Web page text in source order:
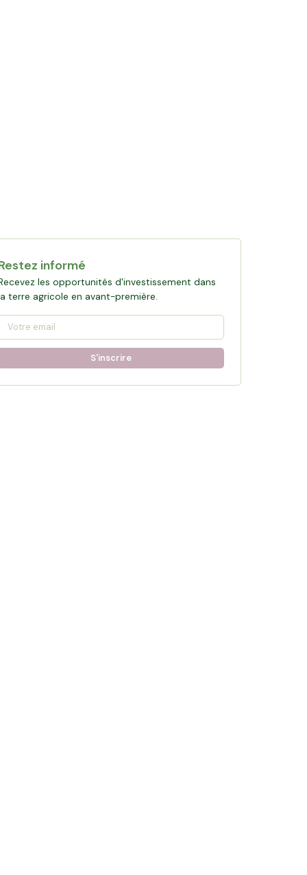
informé
les opportunités d'investissement dans
terre agricole en avant-première.
S'inscrire